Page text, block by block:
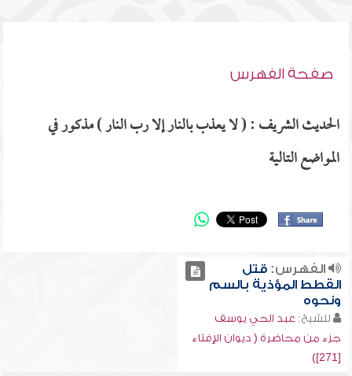
صفحة الفهرس
الحديث الشريف : ( لا يعذب بالنار إلا رب النار ) مذكور في
المواضع التالية
الفهرس:قتل
القطط المؤذية بالسم
ونحوه
للشيخ: عبد الحي يوسف
جزء من محاضرة ( ديوان الإفتاء
[271])